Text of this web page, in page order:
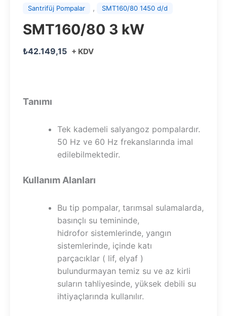
Santrifüj Pompalar , SMT160/80 1450 d/d
SMT160/80 3 kW
₺42.149,15 + KDV
Tanımı
Tek kademeli salyangoz pompalardır.
50 Hz ve 60 Hz frekanslarında imal
edilebilmektedir.
Kullanım Alanları
Bu tip pompalar, tarımsal sulamalarda,
basınçlı su temininde,
hidrofor sistemlerinde, yangın
sistemlerinde, içinde katı
parçacıklar ( lif, elyaf )
bulundurmayan temiz su ve az kirli
suların tahliyesinde, yüksek debili su
ihtiyaçlarında kullanılır.